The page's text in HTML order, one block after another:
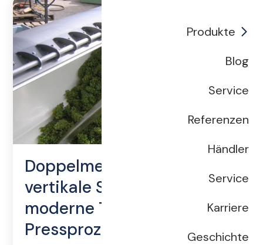
Produkte
Blog
Service
Referenzen
Händler
Service
Karriere
Geschichte
Doppelmembran und
vertikale Saftkanäle – wie
moderne Technik den
Pressprozess verbessert